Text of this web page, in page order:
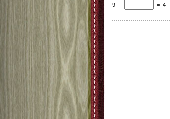
9 − = 4